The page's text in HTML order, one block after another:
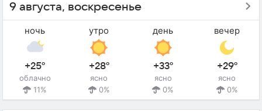
9 августа, воскресенье
ночь
+25°
облачно
11%
утро
+28°
ясно
0%
день
+33°
ясно
0%
вечер
+29°
ясно
0%